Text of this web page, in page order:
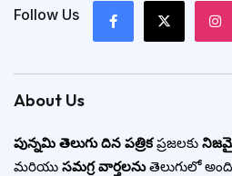
Follow Us
About Us
పున్నమి తెలుగు దిన పత్రికప్రజలకు
మరియు సమగ్ర వార్తలనుతెలుగులో